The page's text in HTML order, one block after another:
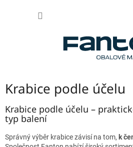
Krabice podle účelu
Krabice podle účelu –
typ balení
Správný výběr krabice závisí na tom, k